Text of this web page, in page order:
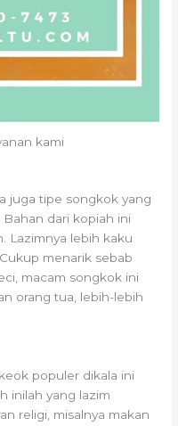
kami
juga tipe songkok yang
dari kopiah ini
Lazimnya lebih kaku
menarik sebab
macam songkok ini
orang tua, lebih-lebih
populer dikala ini
inilah yang lazim
religi, misalnya makan